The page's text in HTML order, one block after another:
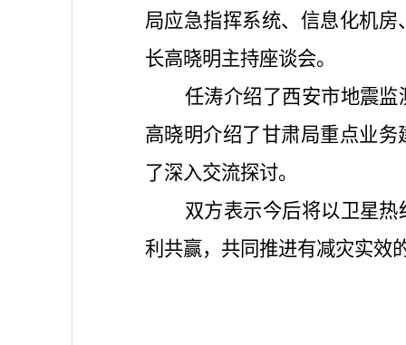
局应急指挥系统、信息化机
长高晓明主持座谈会。
任涛介绍了西安市地震
高晓明介绍了甘肃局重点业
了深入交流探讨。
双方表示今后将以卫星
利共赢，共同推进有减灾实效